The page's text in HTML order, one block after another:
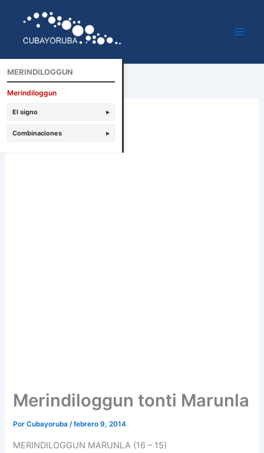
contenido
Merindiloggun tonti Marunla
PorCubayoruba/febrero 9, 2014
MERINDILOGGUN MARUNLA (16 – 15)
MERINDILOGGUN
Merindiloggun
El signo ▸
Combinaciones ▸